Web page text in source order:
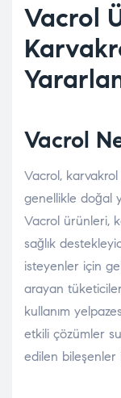
Vacrol
Vacrol
Vacrol,
genellikle doğal
Vacrol ürünleri,
sağlık
isteyenler için
arayan
kullanım
etkili çözümler
edilen bileşenler